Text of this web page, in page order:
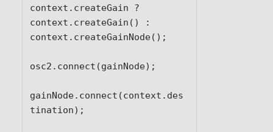
context.createGain ?
context.createGain() :
context.createGainNode();
osc2.connect(gainNode);
gainNode.connect(context.des
tination);